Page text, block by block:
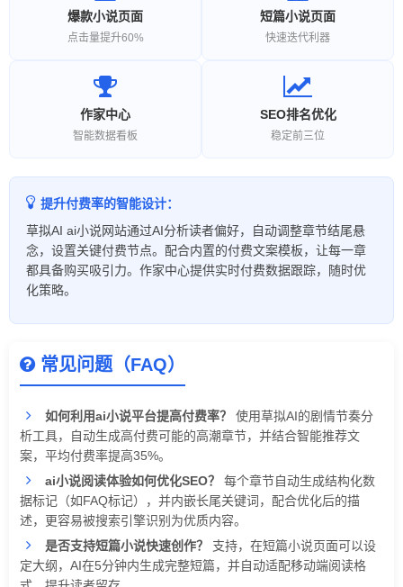
爆款小说页面
点击量提升60%
短篇小说页面
快速迭代利器
作家中心
智能数据看板
SEO排名优化
稳定前三位
提升付费率的智能设计：
草拟AI ai小说网站通过AI分析读者偏好，自动调整章节结尾悬
念，设置关键付费节点。配合内置的付费文案模板，让每一章
都具备购买吸引力。作家中心提供实时付费数据跟踪，随时优
化策略。
常见问题（FAQ）
如何利用ai小说平台提高付费率？
使用草拟AI的剧情节奏分
析工具，自动生成高付费可能的高潮章节，并结合智能推荐文
案，平均付费率提高35%。
ai小说阅读体验如何优化SEO？
每个章节自动生成结构化数
据标记（如FAQ标记），并内嵌长尾关键词，配合优化后的描
述，更容易被搜索引擎识别为优质内容。
是否支持短篇小说快速创作？
支持，在短篇小说页面可以设
定大纲，AI在5分钟内生成完整短篇，并自动适配移动端阅读格